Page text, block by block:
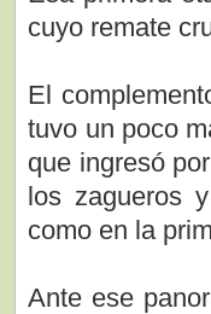
cuyo remate
El
tuvo un poco
que ingresó
los zagueros
como en la
Ante ese